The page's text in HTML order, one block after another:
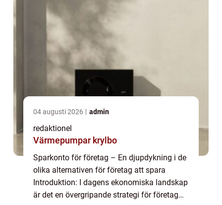
04 augusti 2026 admin
redaktionel
Värmepumpar krylbo
Sparkonto för företag – En djupdykning i de
olika alternativen för företag att spara
Introduktion: I dagens ekonomiska landskap
är det en övergripande strategi för företag